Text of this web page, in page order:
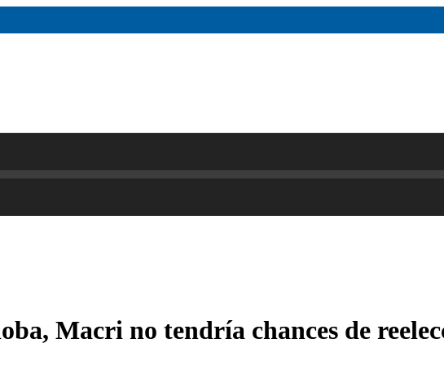
Macri no tendría chances de